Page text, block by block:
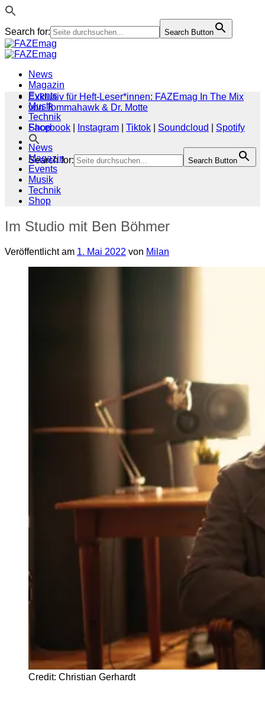
Search for: Search Button
Zum
Inhalt
News
Magazin
Events
Musik
Technik
Shop
Search for: Search Button
Exklusiv für Heft-Leser*innen: FAZEmag In The Mix
von Tommahawk & Dr. Motte
Facebook
Instagram Tiktok Soundcloud
Spotify
News
Magazin
Events
Musik
Technik
Shop
Im Studio mit Ben Böhmer
Veröffentlicht am 1. Mai 2022 von Milan
Credit: Christian Gerhardt